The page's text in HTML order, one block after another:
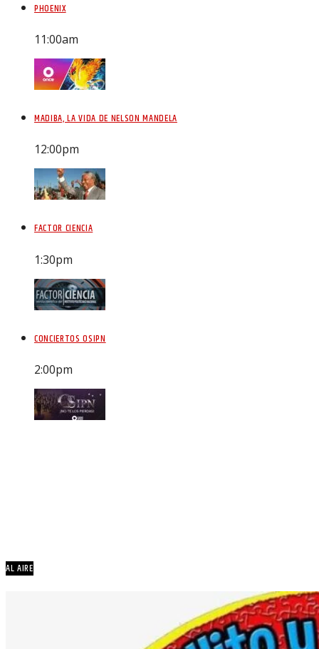
PHOENIX
11:00am
MADIBA, LA VIDA DE NELSON MANDELA
12:00pm
FACTOR CIENCIA
1:30pm
CONCIERTOS OSIPN
2:00pm
AL AIRE